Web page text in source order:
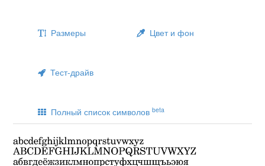
Размеры Цвет и фон
Тест-драйв
Полный список символов beta